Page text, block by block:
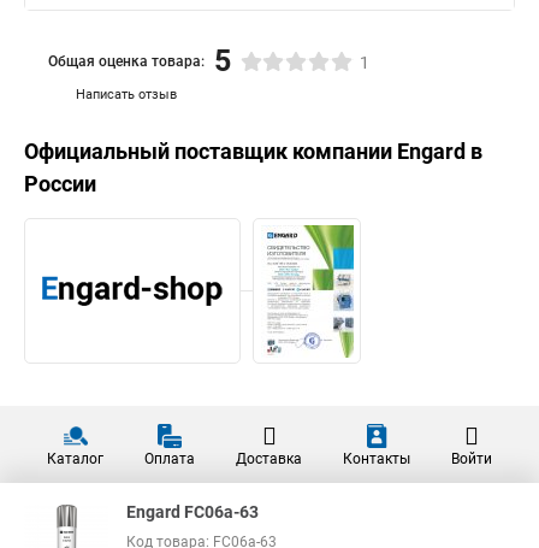
Написать отзыв
Общая оценка товара: 5 1
Официальный поставщик компании Engard в
России
Каталог Оплата Доставка Контакты Войти
Engard FC06a-63
Код товара: FC06a-63